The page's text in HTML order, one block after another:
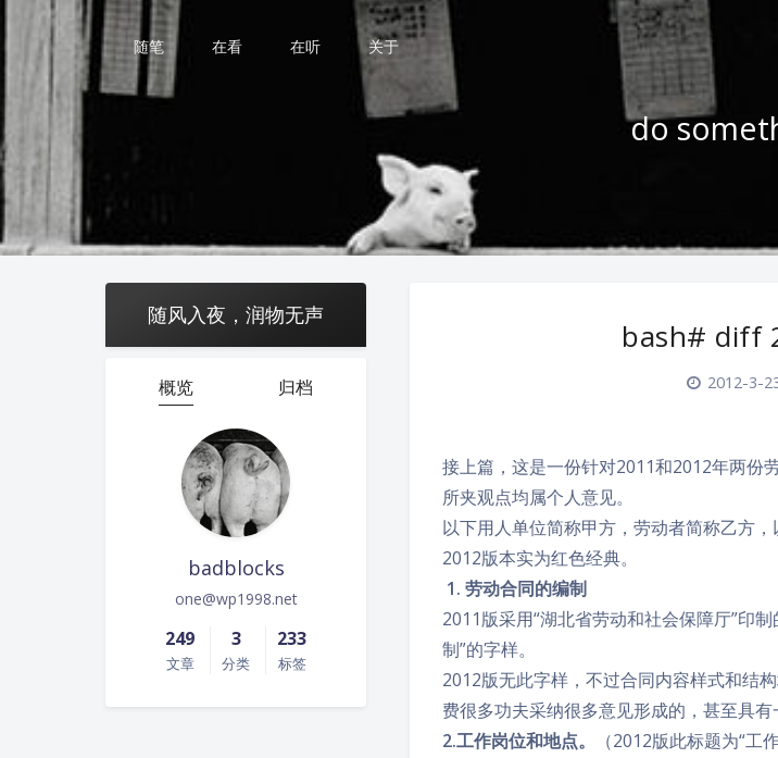
随笔 在看 在听 关于
do
随风入夜，润物无声
概览 归档
badblocks
one@wp1998.net
249
文章
3
分类
233
标签
bash# diff
2012-3-
接上篇，这是一份针对2011和2012年两份
所夹观点均属个人意见。
以下用人单位简称甲方，劳动者简称乙方
2012版本实为红色经典。
1. 劳动合同的编制
2011版采用“湖北省劳动和社会保障厅”印
制”的字样。
2012版无此字样，不过合同内容样式和结
费很多功夫采纳很多意见形成的，甚至具有
2.工作岗位和地点。
（2012版此标题为“工